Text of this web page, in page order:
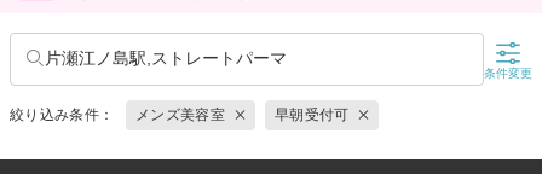
片瀬江ノ島駅,ストレートパーマ
条件変更
絞り込み条件： メンズ美容室 早朝受付可